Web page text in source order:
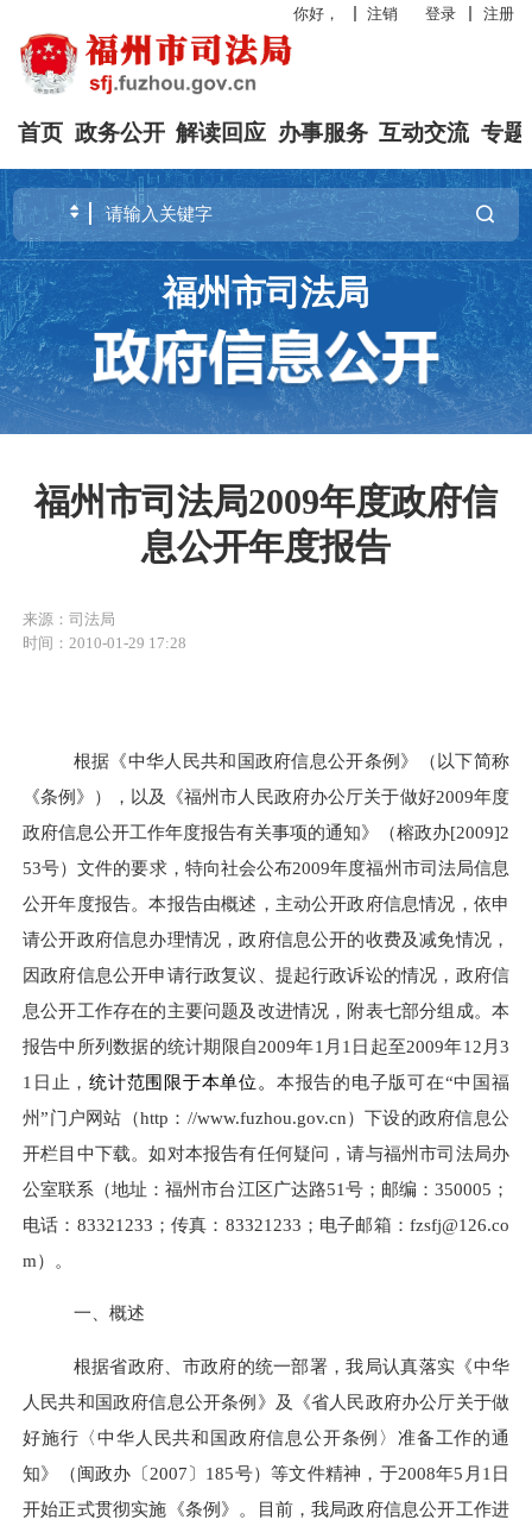
你好， 注销 登录 注册
首页 政务公开 解读回应 办事服务 互动交流 专题
福州市司法局
福州市司法局2009年度政府信
息公开年度报告
来源：司法局
时间：2010-01-29 17:28
根据《中华人民共和国政府信息公开条例》（以下简称
《条例》），以及《福州市人民政府办公厅关于做好2009年度
政府信息公开工作年度报告有关事项的通知》（榕政办[2009]2
53号）文件的要求，特向社会公布2009年度福州市司法局信息
公开年度报告。本报告由概述，主动公开政府信息情况，依申
请公开政府信息办理情况，政府信息公开的收费及减免情况，
因政府信息公开申请行政复议、提起行政诉讼的情况，政府信
息公开工作存在的主要问题及改进情况，附表七部分组成。本
报告中所列数据的统计期限自2009年1 月 1 日起至2009年12 月3
1 日止，统计范围限于本单位。 本报告的电子版可在“中国福
州”门户网站（http ： //www.fuzhou.gov.cn）下设的政府信息公
开栏目中下载。如对本报告有任何疑问，请与福州市司法局办
公室联系（地址：福州市台江区广达路51号；邮编：350005 ；
电话： 83321233 ；传真： 83321233 ；电子邮箱：fzsfj@126.co
m）。
一、概述
根据省政府、市政府的统一部署，我局认真落实《中华
人民共和国政府信息公开条例》及《省人民政府办公厅关于做
好施行〈中华人民共和国政府信息公开条例〉准备工作的通
知》（闽政办〔2007〕 185号）等文件精神，于2008年5 月 1 日
开始正式贯彻实施《条例》。目前，我局政府信息公开工作进